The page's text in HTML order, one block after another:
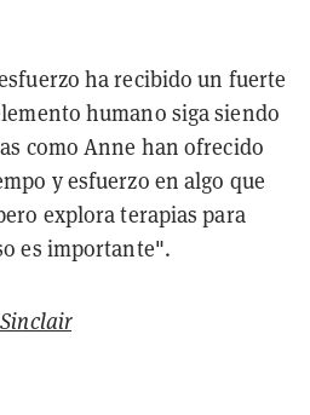
ha recibido un fuerte
humano siga siendo
como Anne han ofrecido
y esfuerzo en algo que
explora terapias para
es importante".